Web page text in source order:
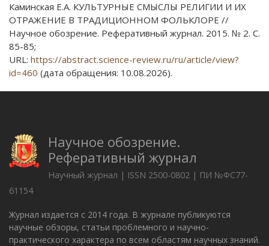
Каминская Е.А. КУЛЬТУРНЫЕ СМЫСЛЫ РЕЛИГИИ И ИХ
ОТРАЖЕНИЕ В ТРАДИЦИОННОМ ФОЛЬКЛОРЕ //
Научное обозрение. Реферативный журнал. 2015. № 2. С.
85-85;
URL: https://abstract.science-review.ru/ru/article/view?
id=460 (дата обращения: 10.08.2026).
Научное обозрение.
Реферативный журнал
Научный журнал | ISSN 2500-0802 | ПИ №ФС77-
61154
Журнал издается с 2014 года. В журнале публикуются
научные обзоры, статьи проблемного и научно-
практического характера по всем областям научных знаний.